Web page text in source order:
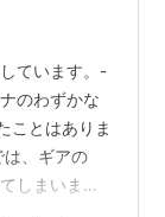
ています。-
のわずかな
ことはありま
、ギアの
しまいま